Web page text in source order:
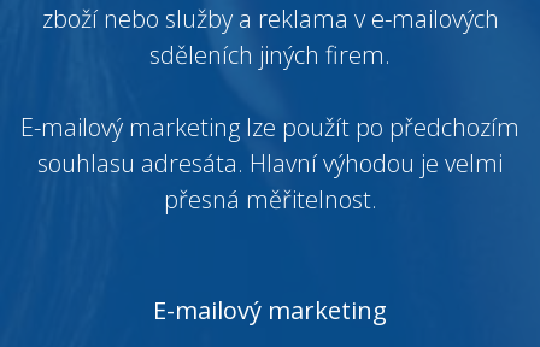
zboží nebo služby a reklama v e-mailových
sděleních jiných firem.
E-mailový marketing lze použít po předchozím
souhlasu adresáta. Hlavní výhodou je velmi
přesná měřitelnost.
E-mailový marketing